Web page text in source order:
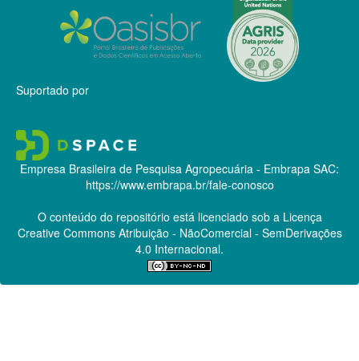
Suportado por
Empresa Brasileira de Pesquisa Agropecuária - Embrapa SAC:
https://www.embrapa.br/fale-conosco
O conteúdo do repositório está licenciado sob a Licença
Creative CommonsAtribuição - NãoComercial - SemDerivações
4.0 Internacional.